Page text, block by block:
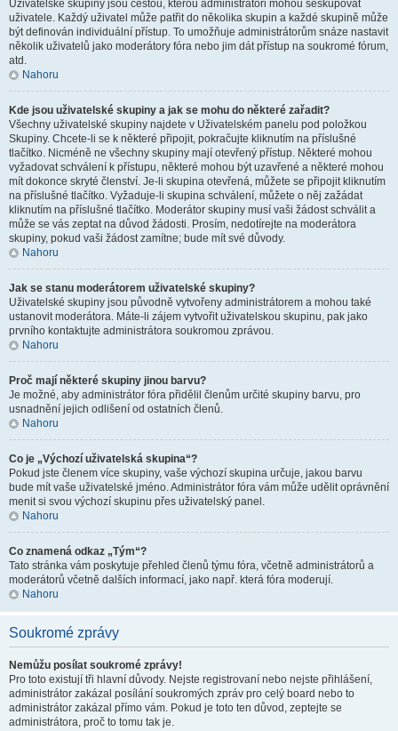
Uživatelské skupiny jsou cestou, kterou administrátoři mohou seskupovat
uživatele. Každý uživatel může patřit do několika skupin a každé skupině může
být definován individuální přístup. To umožňuje administrátorům snáze nastavit
několik uživatelů jako moderátory fóra nebo jim dát přístup na soukromé fórum,
atd.
Nahoru
Kde jsou uživatelské skupiny a jak se mohu do některé zařadit?
Všechny uživatelské skupiny najdete v Uživatelském panelu pod položkou
Skupiny. Chcete-li se k některé připojit, pokračujte kliknutím na příslušné
tlačítko. Nicméně ne všechny skupiny mají otevřený přístup. Některé mohou
vyžadovat schválení k přístupu, některé mohou být uzavřené a některé mohou
mít dokonce skryté členství. Je-li skupina otevřená, můžete se připojit kliknutím
na příslušné tlačítko. Vyžaduje-li skupina schválení, můžete o něj zažádat
kliknutím na příslušné tlačítko. Moderátor skupiny musí vaši žádost schválit a
může se vás zeptat na důvod žádosti. Prosím, nedotírejte na moderátora
skupiny, pokud vaši žádost zamítne; bude mít své důvody.
Nahoru
Jak se stanu moderátorem uživatelské skupiny?
Uživatelské skupiny jsou původně vytvořeny administrátorem a mohou také
ustanovit moderátora. Máte-li zájem vytvořit uživatelskou skupinu, pak jako
prvního kontaktujte administrátora soukromou zprávou.
Nahoru
Proč mají některé skupiny jinou barvu?
Je možné, aby administrátor fóra přidělil členům určité skupiny barvu, pro
usnadnění jejich odlišení od ostatních členů.
Nahoru
Co je „Výchozí uživatelská skupina“?
Pokud jste členem více skupiny, vaše výchozí skupina určuje, jakou barvu
bude mít vaše uživatelské jméno. Administrátor fóra vám může udělit oprávnění
menit si svou výchozí skupinu přes uživatelský panel.
Nahoru
Co znamená odkaz „Tým“?
Tato stránka vám poskytuje přehled členů týmu fóra, včetně administrátorů a
moderátorů včetně dalších informací, jako např. která fóra moderují.
Nahoru
Soukromé zprávy
Nemůžu posílat soukromé zprávy!
Pro toto existují tři hlavní důvody. Nejste registrovaní nebo nejste přihlášení,
administrátor zakázal posílání soukromých zpráv pro celý board nebo to
administrátor zakázal přímo vám. Pokud je toto ten důvod, zeptejte se
administrátora, proč to tomu tak je.